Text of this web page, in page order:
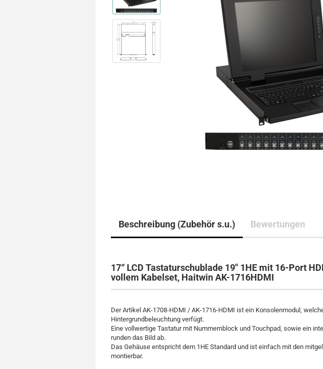
Beschreibung (Zubehör s.u.) Bewertungen
17“ LCD Tastaturschublade 19" 1HE mit 16-Port
vollem Kabelset, Haitwin AK-1716HDMI
Der Artikel AK-1708-HDMI / AK-1716-HDMI ist ein Konsolenmodul,
Hintergrundbeleuchtung verfügt.
Eine vollwertige Tastatur mit Nummernblock und Touchpad, sowie ein
runden das Bild ab.
Das Gehäuse entspricht dem 1HE Standard und ist einfach mit den
montierbar.